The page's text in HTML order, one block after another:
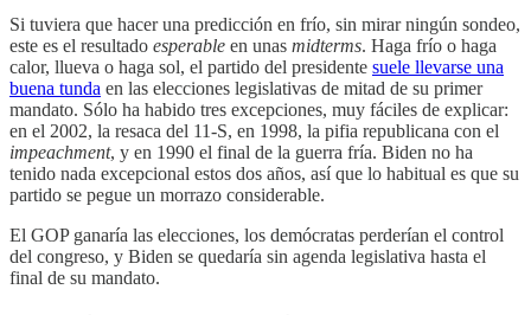
Si tuviera que hacer una predicción en frío, sin mirar ningún sondeo,
este es el resultado esperable en unas midterms. Haga frío o haga
calor, llueva o haga sol, el partido del presidente suele llevarse una
buena tunda en las elecciones legislativas de mitad de su primer
mandato. Sólo ha habido tres excepciones, muy fáciles de explicar:
en el 2002, la resaca del 11-S, en 1998, la pifia republicana con el
impeachment, y en 1990 el final de la guerra fría. Biden no ha
tenido nada excepcional estos dos años, así que lo habitual es que su
partido se pegue un morrazo considerable.
El GOP ganaría las elecciones, los demócratas perderían el control
del congreso, y Biden se quedaría sin agenda legislativa hasta el
final de su mandato.